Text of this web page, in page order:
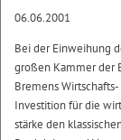
06.06.2001
Bei der Einweihung
großen Kammer der
Bremens
Investition für die
stärke den